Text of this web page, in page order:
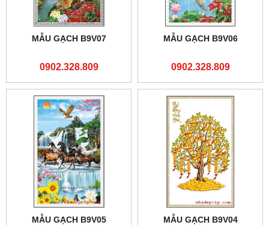
MẪU GẠCH B9V07
0902.328.809
MẪU GẠCH B9V06
0902.328.809
MẪU GẠCH B9V05 MẪU GẠCH B9V04